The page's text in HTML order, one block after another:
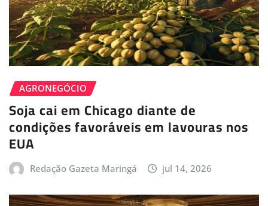
AGRONEGÓCIO
Soja cai em Chicago diante de
condições favoráveis em lavouras nos
EUA
Redação Gazeta Maringá jul 14, 2026